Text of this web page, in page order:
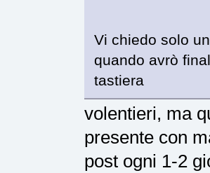
Vi chiedo solo
quando avrò
tastiera
volentieri, ma
presente con
post ogni 1-2